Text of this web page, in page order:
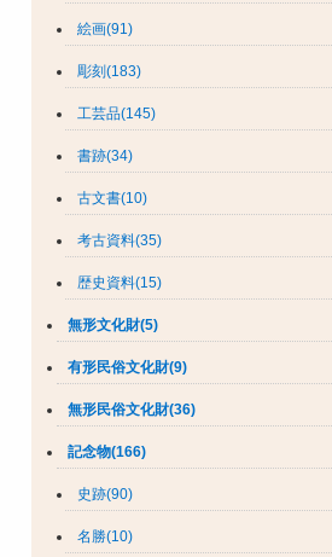
絵画(91)
彫刻(183)
工芸品(145)
書跡(34)
古文書(10)
考古資料(35)
歴史資料(15)
無形文化財(5)
有形民俗文化財(9)
無形民俗文化財(36)
記念物(166)
史跡(90)
名勝(10)